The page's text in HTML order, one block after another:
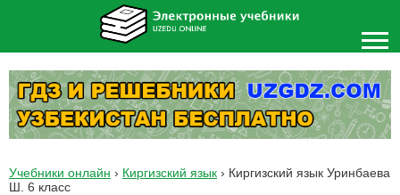
Учебники онлайн › Киргизский язык › Киргизский язык Уринбаева
Ш. 6 класс